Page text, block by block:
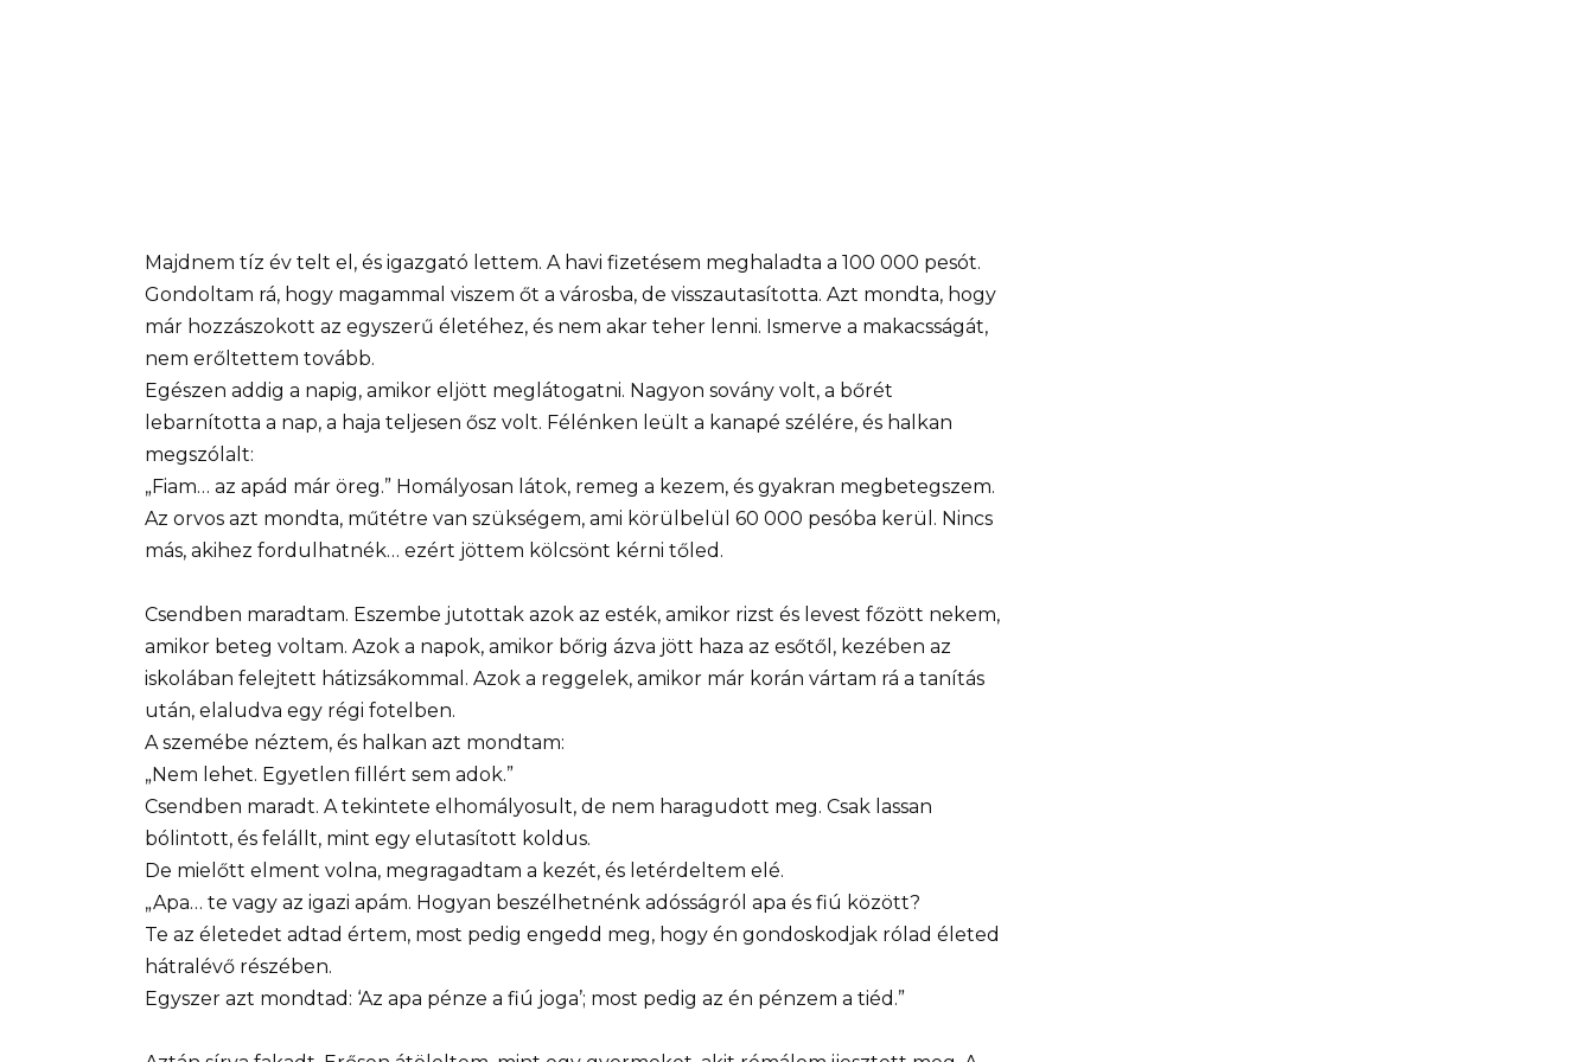
Majdnem tíz év telt el, és igazgató lettem. A havi fizetésem meghaladta a 100 000 pesót.
Gondoltam rá, hogy magammal viszem őt a városba, de visszautasította. Azt mondta, hogy
már hozzászokott az egyszerű életéhez, és nem akar teher lenni. Ismerve a makacsságát,
nem erőltettem tovább.
Egészen addig a napig, amikor eljött meglátogatni. Nagyon sovány volt, a bőrét
lebarnította a nap, a haja teljesen ősz volt. Félénken leült a kanapé szélére, és halkan
megszólalt:
„Fiam… az apád már öreg.” Homályosan látok, remeg a kezem, és gyakran megbetegszem.
Az orvos azt mondta, műtétre van szükségem, ami körülbelül 60 000 pesóba kerül. Nincs
más, akihez fordulhatnék… ezért jöttem kölcsönt kérni tőled.
Csendben maradtam. Eszembe jutottak azok az esték, amikor rizst és levest főzött nekem,
amikor beteg voltam. Azok a napok, amikor bőrig ázva jött haza az esőtől, kezében az
iskolában felejtett hátizsákommal. Azok a reggelek, amikor már korán vártam rá a tanítás
után, elaludva egy régi fotelben.
A szemébe néztem, és halkan azt mondtam:
„Nem lehet. Egyetlen fillért sem adok.”
Csendben maradt. A tekintete elhomályosult, de nem haragudott meg. Csak lassan
bólintott, és felállt, mint egy elutasított koldus.
De mielőtt elment volna, megragadtam a kezét, és letérdeltem elé.
„Apa… te vagy az igazi apám. Hogyan beszélhetnénk adósságról apa és fiú között?
Te az életedet adtad értem, most pedig engedd meg, hogy én gondoskodjak rólad életed
hátralévő részében.
Egyszer azt mondtad: ‘Az apa pénze a fiú joga’; most pedig az én pénzem a tiéd.”